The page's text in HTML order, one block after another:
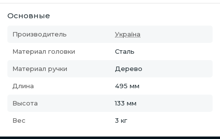
Основные
Производитель Україна
Материал головки Сталь
Материал ручки Дерево
Длина 495 мм
Высота 133 мм
Вес 3 кг